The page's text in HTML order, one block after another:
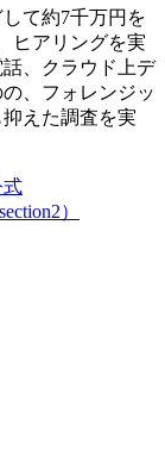
て約7千万円を
ヒアリングを実
、クラウド上デ
、フォレンジッ
えた調査を実
）